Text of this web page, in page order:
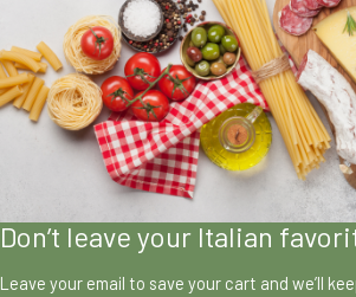
Don’t leave your Italian
Leave your email to save your cart and we’ll